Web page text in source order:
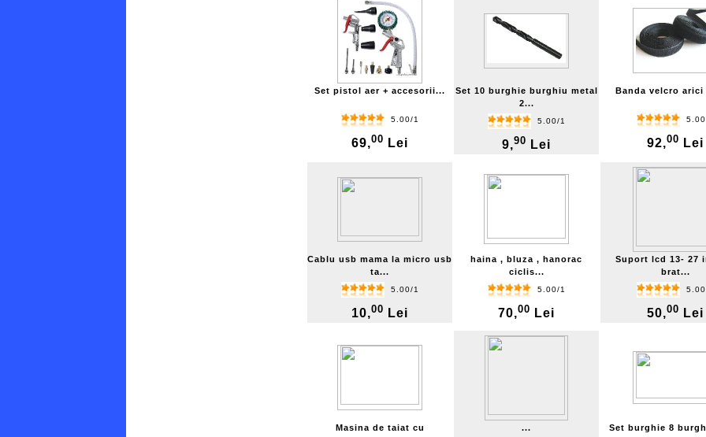
Set pistol aer + accesorii...
5.00/1
69,00 Lei
Set 10 burghie burghiu metal
2...
5.00/1
9,90 Lei
Banda velcro arici
92,00 Lei
Cablu usb mama la micro usb
ta...
5.00/1
10,00 Lei
haina , bluza , hanorac
ciclis...
5.00/1
70,00 Lei
Suport lcd 13- 27
brat...
50,00 Lei
Masina de taiat cu
...
Set burghie 8